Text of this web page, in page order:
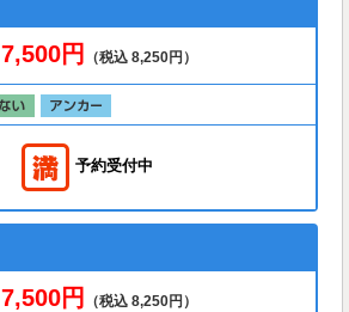
7,500円 （税込 8,250円）
予約受付中
7,500円 （税込 8,250円）